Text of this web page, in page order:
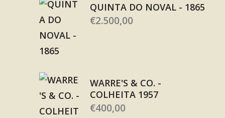
QUINTA DO NOVAL - 1865
€2.500,00
WARRE'S & CO. -
COLHEITA 1957
€400,00